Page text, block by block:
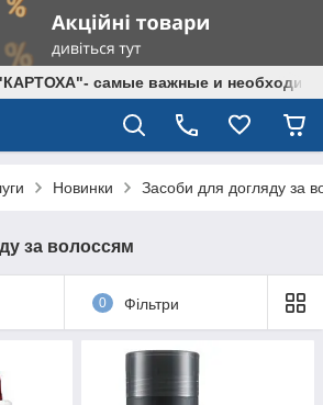
"КАРТОХА"- самые важные и
Новинки Засоби для догляду за
за волоссям
0 Фільтри